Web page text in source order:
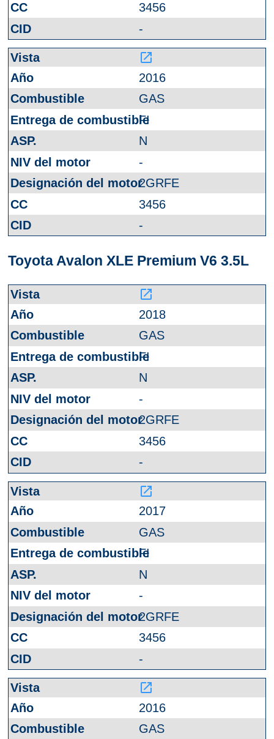
3456
-
launch
2016
GAS
FI
N
-
2GRFE
3456
-
Toyota Avalon XLE Premium V6 3.5L
launch
2018
GAS
FI
N
-
2GRFE
3456
-
launch
2017
GAS
FI
N
-
2GRFE
3456
-
launch
2016
GAS